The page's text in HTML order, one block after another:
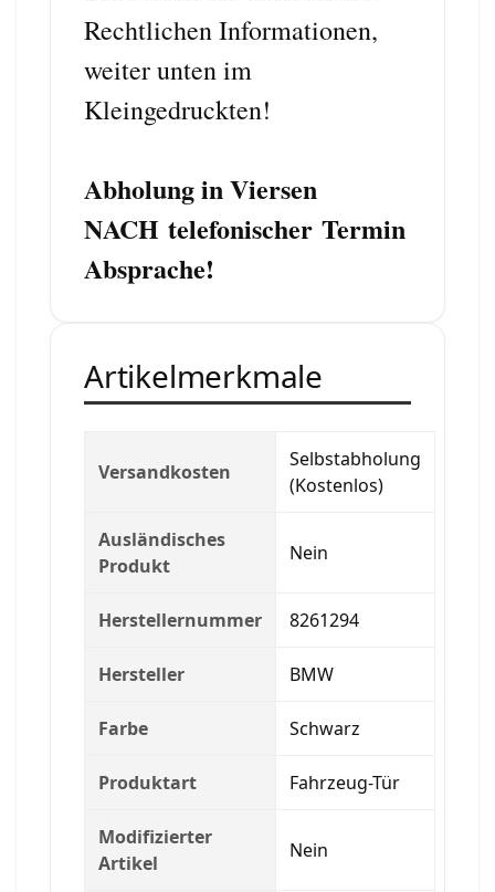
Rechtlichen Informationen,
weiter unten im
Kleingedruckten!
Abholung in Viersen
NACH telefonischer Termin
Absprache!
Artikelmerkmale
Versandkosten
Selbstabholung
(Kostenlos)
Ausländisches
Produkt
Nein
Herstellernummer 8261294
Hersteller BMW
Farbe Schwarz
Produktart Fahrzeug-Tür
Modifizierter
Artikel
Nein